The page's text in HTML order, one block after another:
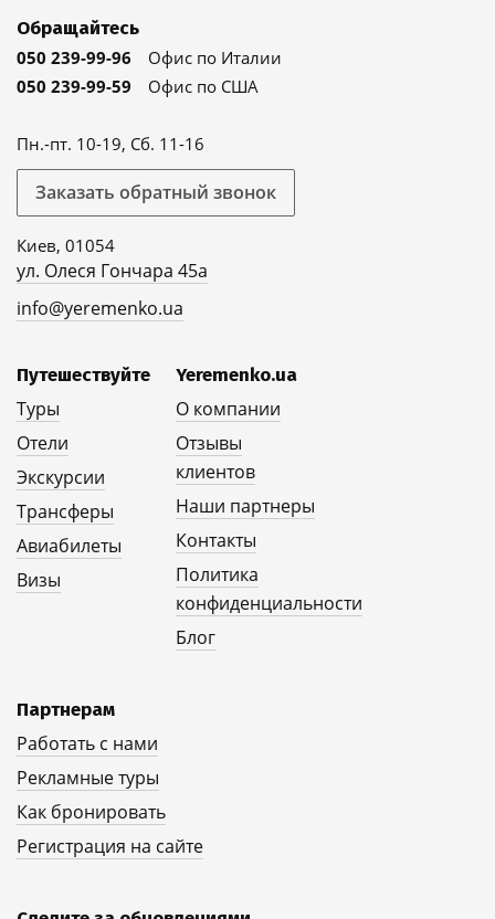
Обращайтесь
050 239-99-96
Офис по Италии
050 239-99-59
Офис по США
Пн.-пт. 10-19, Сб. 11-16
Заказать обратный звонок
Киев, 01054
ул. Олеся Гончара 45а
info@yeremenko.ua
Путешествуйте
Туры
Отели
Экскурсии
Трансферы
Авиабилеты
Визы
Yeremenko.ua
О компании
Отзывы
клиентов
Наши партнеры
Контакты
Политика
конфиденциальности
Блог
Партнерам
Работать с нами
Рекламные туры
Как бронировать
Регистрация на сайте